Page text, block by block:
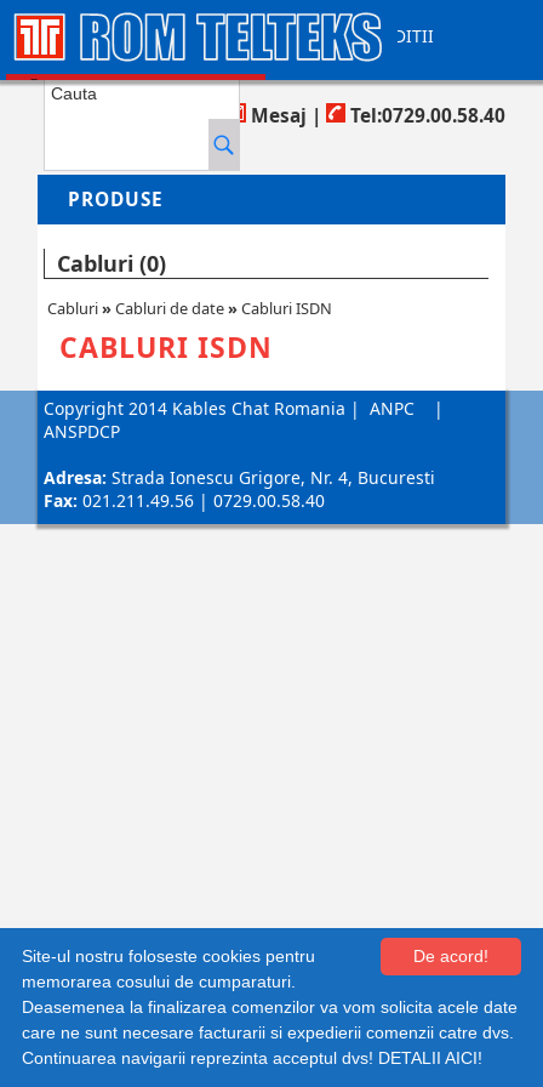
CONTACT AJUTOR TERMENI SI CONDITII
COS DE CUMPARATURI
Mesaj | Tel:0729.00.58.40
PRODUSE
Cabluri (0)
CABLURI ISDN
Cabluri»Cabluri de date»Cabluri ISDN
Copyright 2014 Kables Chat Romania |ANPC |
ANSPDCP
Adresa: Strada Ionescu Grigore, Nr. 4, Bucuresti
Fax: 021.211.49.56 | 0729.00.58.40
De acord!
Site-ul nostru foloseste cookies pentru
memorarea cosului de cumparaturi.
Deasemenea la finalizarea comenzilor va vom solicita acele date
care ne sunt necesare facturarii si expedierii comenzii catre dvs.
Continuarea navigarii reprezinta acceptul dvs! DETALII AICI!